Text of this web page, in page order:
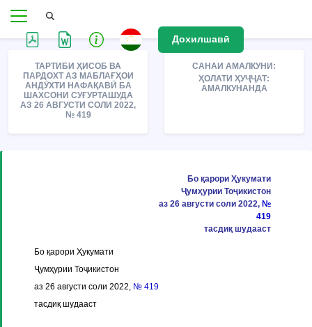
Дохилшавӣ
ТАРТИБИ ҲИСОБ ВА
ПАРДОХТ АЗ МАБЛАҒҲОИ
АНДӮХТИ НАФАҚАВӢ БА
ШАХСОНИ СУҒУРТАШУДА
АЗ 26 АВГУСТИ СОЛИ 2022,
№ 419
САНАИ АМАЛКУНИ:
ҲОЛАТИ ҲУҶҶАТ:
АМАЛКУНАНДА
Бо қарори Ҳукумати
Ҷумҳурии Тоҷикистон
аз 26 августи соли 2022, №
419
тасдиқ шудааст
Бо қарори Ҳукумати
Ҷумҳурии Тоҷикистон
аз 26 августи соли 2022, № 419
тасдиқ шудааст